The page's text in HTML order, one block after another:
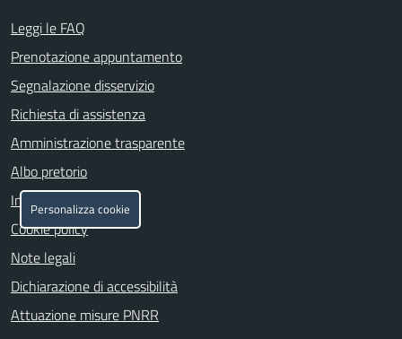
Leggi le FAQ
Prenotazione appuntamento
Segnalazione disservizio
Richiesta di assistenza
Amministrazione trasparente
Albo pretorio
Informativa privacy
Cookie policy
Note legali
Dichiarazione di accessibilità
Attuazione misure PNRR
Personalizza cookie